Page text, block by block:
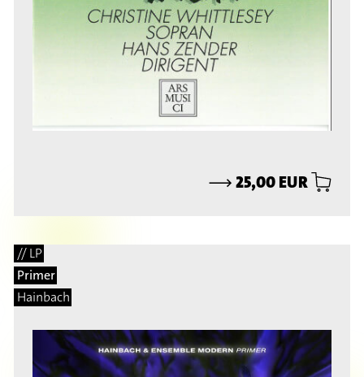
⟶25,00 EUR
// LP
Primer
Hainbach